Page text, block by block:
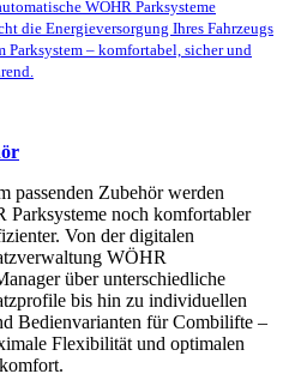
WÖHR Parksysteme
die Energieversorgung Ihres Fahrzeugs
Parksystem – komfortabel, sicher und
passenden Zubehör werden
Parksysteme noch komfortabler
Von der digitalen
WÖHR
über unterschiedliche
bis hin zu individuellen
Bedienvarianten für Combilifte –
Flexibilität und optimalen